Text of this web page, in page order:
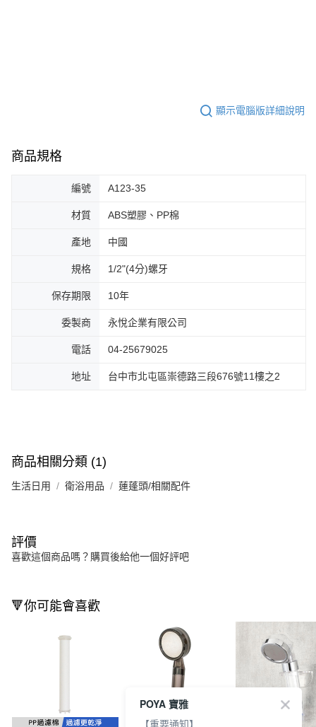
顯示電腦版詳細說明
商品規格
編號 A123-35
材質 ABS塑膠、PP棉
產地 中國
規格 1/2"(4分)螺牙
保存期限 10年
委製商 永悅企業有限公司
電話 04-25679025
地址 台中市北屯區崇德路三段676號11樓之2
商品相關分類 (1)
生活日用 衛浴用品 蓮蓬頭/相關配件
評價
喜歡這個商品嗎？購買後給他一個好評吧
🔻你可能會喜歡
POYA 寶雅
【重要通知】